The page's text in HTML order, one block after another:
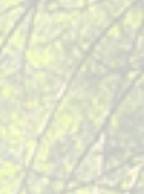
hängt
den zu beteiligenden
den
Organisation,
übernimmt die
als Präsenzsitzungen,